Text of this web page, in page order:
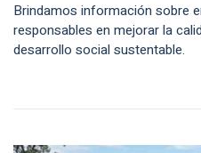
Brindamos información sobre
responsables en mejorar la
desarrollo social sustentable.